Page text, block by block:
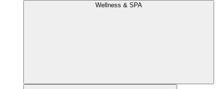
Wellness & SPA